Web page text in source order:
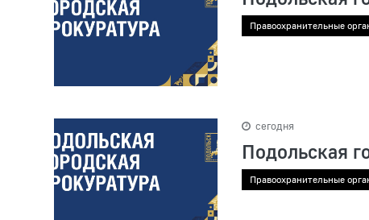
Правоохранительные
сегодня
Подольская
Правоохранительные